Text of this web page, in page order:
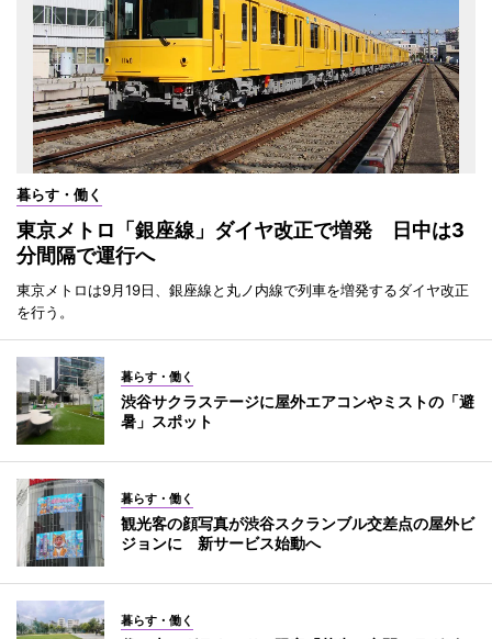
暮らす・働く
東京メトロ「銀座線」ダイヤ改正で増発 日中は3
分間隔で運行へ
東京メトロは9月19日、銀座線と丸ノ内線で列車を増発するダイヤ改正
を行う。
暮らす・働く
渋谷サクラステージに屋外エアコンやミストの「避
暑」スポット
暮らす・働く
観光客の顔写真が渋谷スクランブル交差点の屋外ビ
ジョンに 新サービス始動へ
暮らす・働く